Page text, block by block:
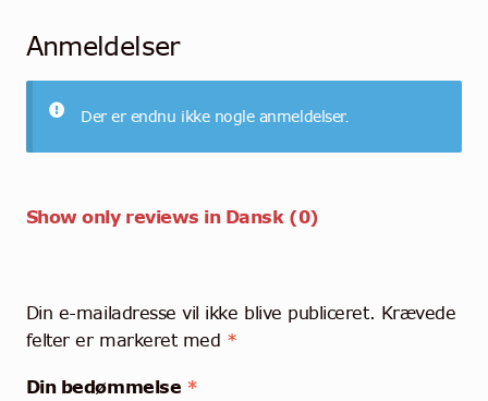
Anmeldelser
Der er endnu ikke nogle anmeldelser.
Show only reviews in Dansk (0)
Din e-mailadresse vil ikke blive publiceret. Krævede
felter er markeret med *
Din bedømmelse *